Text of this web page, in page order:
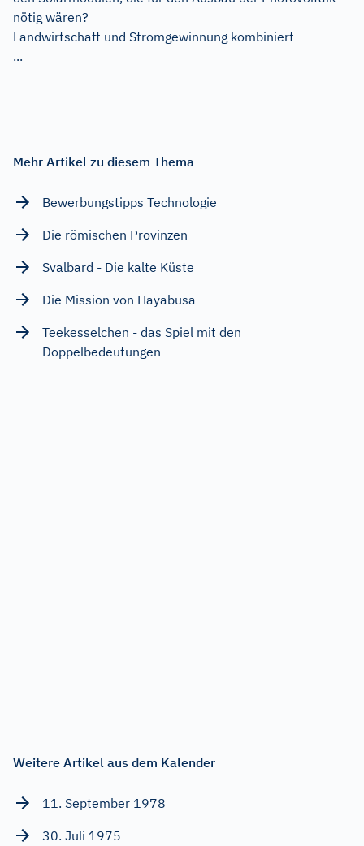
nötig wären?
Landwirtschaft und Stromgewinnung kombiniert
...
Mehr Artikel zu diesem Thema
Bewerbungstipps Technologie
Die römischen Provinzen
Svalbard - Die kalte Küste
Die Mission von Hayabusa
Teekesselchen - das Spiel mit den
Doppelbedeutungen
Weitere Artikel aus dem Kalender
11. September 1978
30. Juli 1975